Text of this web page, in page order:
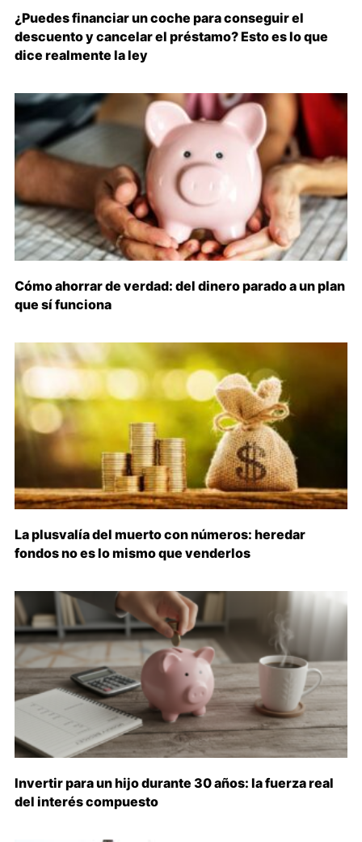
¿Puedes financiar un coche para conseguir el
descuento y cancelar el préstamo? Esto es lo que
dice realmente la ley
Cómo ahorrar de verdad: del dinero parado a un plan
que sí funciona
La plusvalía del muerto con números: heredar
fondos no es lo mismo que venderlos
Invertir para un hijo durante 30 años: la fuerza real
del interés compuesto